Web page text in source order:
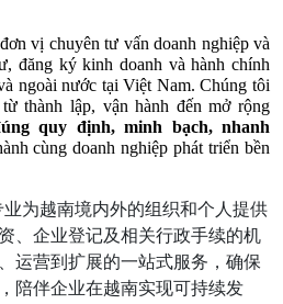
vị chuyên tư vấn doanh nghiệp và
đăng ký kinh doanh và hành chính
ngoài nước tại Việt Nam. Chúng tôi
thành lập, vận hành đến mở rộng
quy định, minh bạch, nhanh
cùng doanh nghiệp phát triển bền
为越南境内外的组织和个人提供
、企业登记及相关行政手续的机
运营到扩展的一站式服务，确保
陪伴企业在越南实现可持续发